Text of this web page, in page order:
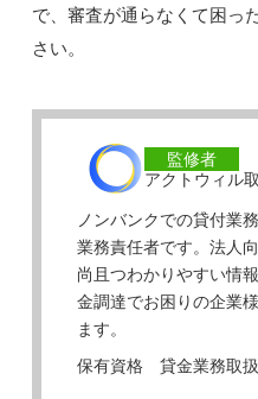
で、審査が通らなくて困っ
さい。
監修者
アクトウィル
ノンバンクでの貸付業
業務責任者です。法人
尚且つわかりやすい情
金調達でお困りの企業
ます。
保有資格 貸金業務取